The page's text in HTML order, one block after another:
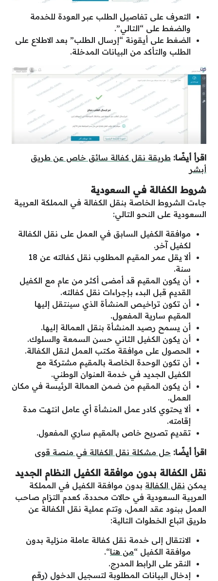
التعرف على تفاصيل الطلب عبر العودة للخدمة
والضغط على “التالي”.
الضغط على أيقونة “إرسال الطلب” بعد الاطلاع على
الطلب والتأكد من البيانات المدخلة.
اقرأ أيضًا: طريقة نقل كفالة سائق خاص عن طريق
أبشر
شروط الكفالة في السعودية
جاءت الشروط الخاصة بنقل الكفالة في المملكة العربية
السعودية على النحو التالي:
موافقة الكفيل السابق في العمل على نقل الكفالة
لكفيل آخر.
ألا يقل عمر المقيم المطلوب نقل كفالته عن 18
سنة.
أن يكون المقيم قد أمضى أكثر من عام مع الكفيل
القديم قبل البدء بإجراءات نقل كفالته.
أن تكون تراخيص المنشأة الذي سينتقل إليها
المقيم سارية المفعول.
أن يسمح رصيد المنشأة بنقل العمالة إليها.
أن يكون الكفيل الثاني حسن السمعة والسلوك.
الحصول على موافقة مكتب العمل لنقل الكفالة.
أن تكون الوحدة الخاصة بالمقيم مشتركة مع
الكفيل الجديد في خدمة العنوان الوطني.
أن يكون المقيم من ضمن العمالة الرئيسة في مكان
العمل.
ألا يحتوي كادر عمل المنشأة أي عامل انتهت مدة
إقامته.
تقديم تصريح خاص بالمقيم ساري المفعول.
اقرأ أيضًا: حل مشكلة نقل الكفالة في منصة قوى
نقل الكفالة بدون موافقة الكفيل النظام الجديد
يمكن نقل الكفالة بدون موافقة الكفيل في المملكة
العربية السعودية في حالات محددة، كعدم التزام صاحب
العمل ببنود عقد العمل، وتتم عملية نقل الكفالة عن
طريق اتباع الخطوات التالية:
الانتقال إلى خدمة نقل كفالة عاملة منزلية بدون
موافقة الكفيل “من هنا“.
النقر على الرابط المدرج.
إدخال البيانات المطلوبة لتسجيل الدخول (رقم